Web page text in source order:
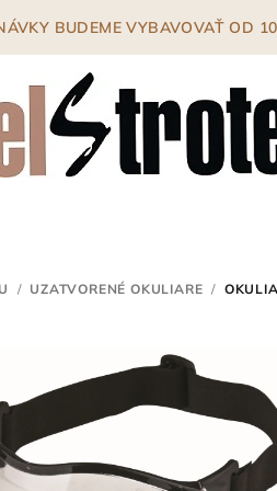
BUDEME VYBAVOVAŤ OD
/ UZATVORENÉ OKULIARE /